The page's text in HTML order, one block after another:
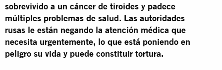
sobrevivido a un cáncer de tiroides y padece
múltiples problemas de salud. Las autoridades
rusas le están negando la atención médica que
necesita urgentemente, lo que está poniendo en
peligro su vida y puede constituir tortura.